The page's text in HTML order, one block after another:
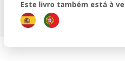
Este livro também está à